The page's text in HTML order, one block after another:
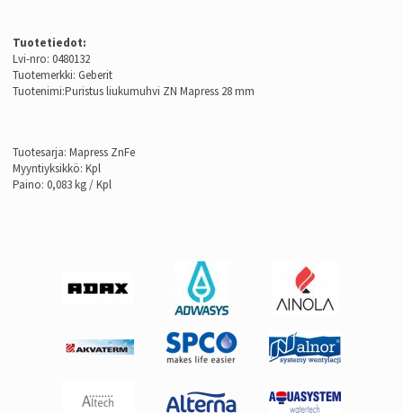
Tuotetiedot:
Lvi-nro: 0480132
Tuotemerkki: Geberit
Tuotenimi:Puristus liukumuhvi ZN Mapress 28 mm
Tuotesarja: Mapress ZnFe
Myyntiyksikkö: Kpl
Paino: 0,083 kg / Kpl